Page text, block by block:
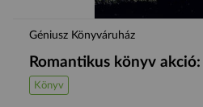
Géniusz Könyváruház
Romantikus könyv akció:
Könyv